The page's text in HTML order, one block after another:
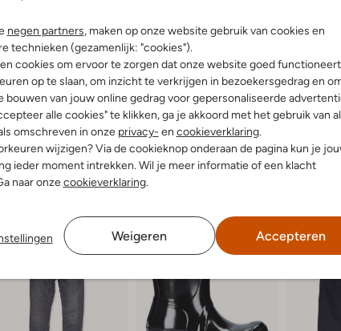
negen partners, maken op onze website gebruik van cookies en
technieken (gezamenlijk: "cookies").
cookies om ervoor te zorgen dat onze website goed
op te slaan, om inzicht te verkrijgen in bezoekersgedrag en
bouwen van jouw online gedrag voor gepersonaliseerde
alle cookies" te klikken, ga je akkoord met het gebruik van
omschreven in onze privacy- en cookieverklaring.
wijzigen? Via de cookieknop onderaan de pagina kun je
ieder moment intrekken. Wil je meer informatie of een klacht
naar onzecookieverklaring.
Weigeren Accepteren
korte broek voor een frisse,
comfort, maar voegen ook een
dagen met deze veelzijdige